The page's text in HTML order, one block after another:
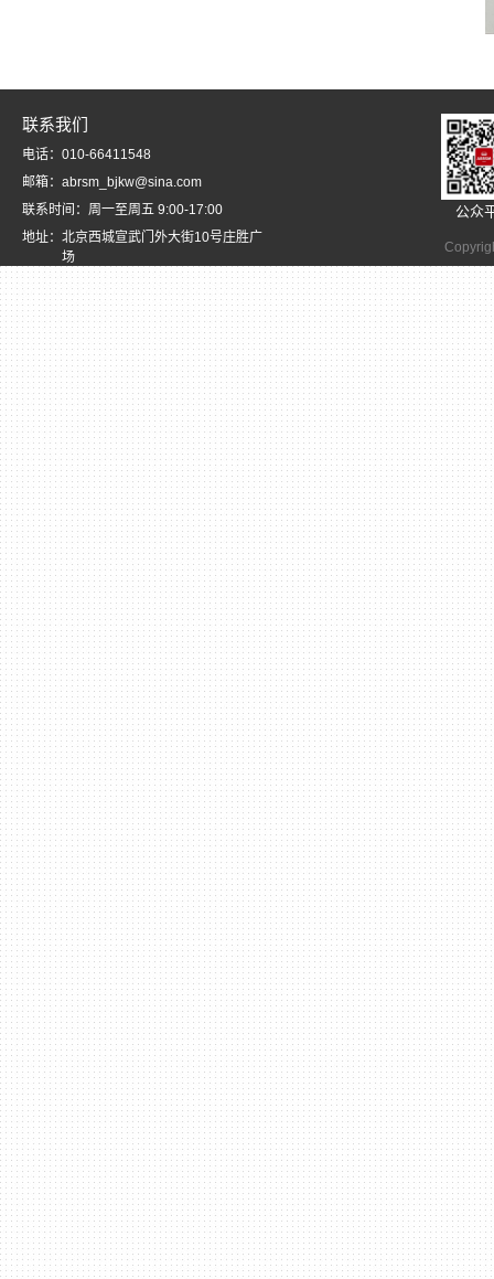
联系我们
电话：010-66411548
邮箱：abrsm_bjkw@sina.com
联系时间：周一至周五 9:00-17:00
地址：北京西城宣武门外大街10号庄胜广
场
公众